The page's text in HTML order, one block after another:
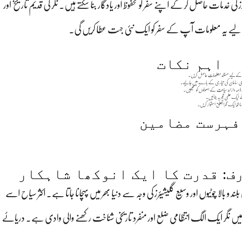
اور 500 تربیت یافتہ گائیڈز کی خدمات حاصل کر کے اپنے سفر کو محفوظ اور یادگار بنا سکتے ہیں۔ نگر کی قدیم تاریخ اور
لیے یہ معلومات آپ کے سفر کو ایک نئی جہت عطا کریں گی۔
اہم نکات
کے لیے مستند معلومات حاصل کریں۔
سامان کی تیاری کے بارے میں جانیے۔
ذمہ دارانہ سیاحت کے اصولوں کو سمجھیں۔
ایک علمی تجربہ بنائیں۔
ایک گہرا تعلق استوار کریں۔
فہرست مضامین
قدرت کا ایک انوکھا شاہکار
و بالا چوٹیوں اور وسیع گلیشیئرز کی وجہ سے دنیا بھر میں پہچانا جاتا ہے۔ اکثر سیاح اسے
نگر ایک الگ انتظامی ضلع اور منفرد تاریخی شناخت رکھنے والی وادی ہے۔ دریائے